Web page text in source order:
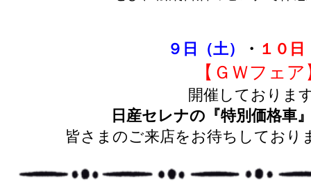
９日（土） ・ １０日
【ＧＷフェア
開催しておりま
日産セレナの『特別価格車
皆さまのご来店をお待ちしており